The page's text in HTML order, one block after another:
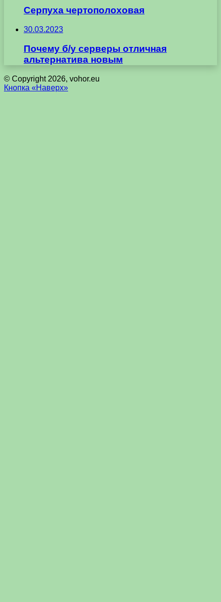
Серпуха чертополоховая
30.03.2023
Почему б/у серверы отличная
альтернатива новым
© Copyright 2026, vohor.eu
Кнопка «Наверх»